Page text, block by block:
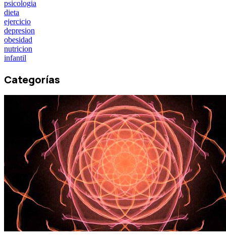
psicologia
dieta
ejercicio
depresion
obesidad
nutricion
infantil
Categorías